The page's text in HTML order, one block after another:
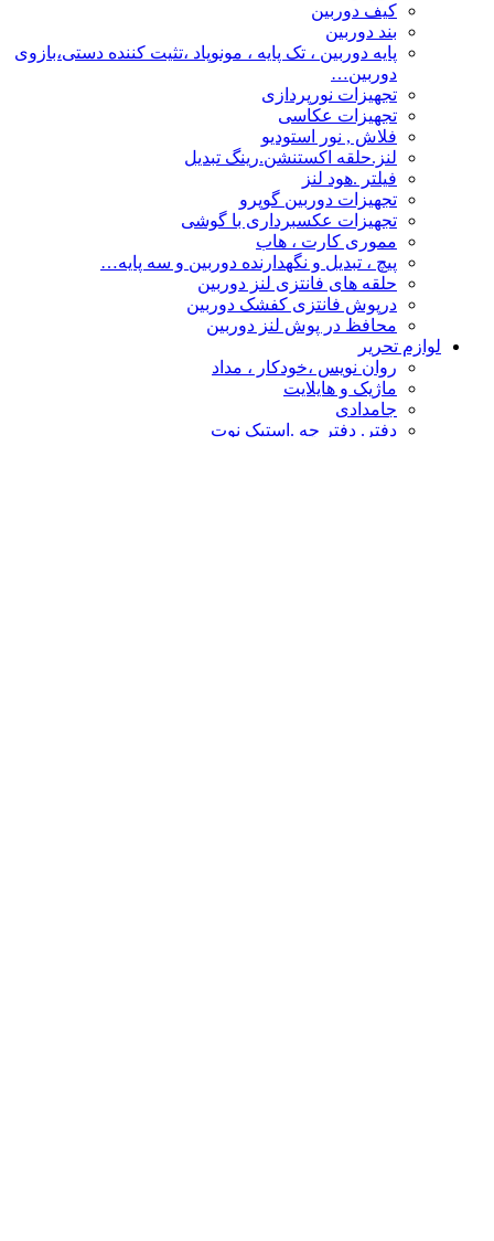
کیف دوربین
بند دوربین
پایه دوربین ، تک پایه ، مونوپاد ،تثیت کننده دستی،بازوی
دوربین…
تجهیزات نورپردازی
تجهیزات عکاسی
فلاش , نور استودیو
لنز.حلقه اکستنشن.رینگ تبدیل
فیلتر .هود لنز
تجهیزات دوربین گوپرو
تجهیزات عکسبرداری با گوشی
مموری کارت ، هاب
پیچ ، تبدیل و نگهدارنده دوربین و سه پایه…
حلقه های فانتزی لنز دوربین
درپوش فانتزی کفشک دوربین
محافظ در پوش لنز دوربین
لوازم تحریر
روان نویس ،خودکار ، مداد
ماژیک و هایلایت
جامدادی
دفتر. دفتر چه .استیک نوت